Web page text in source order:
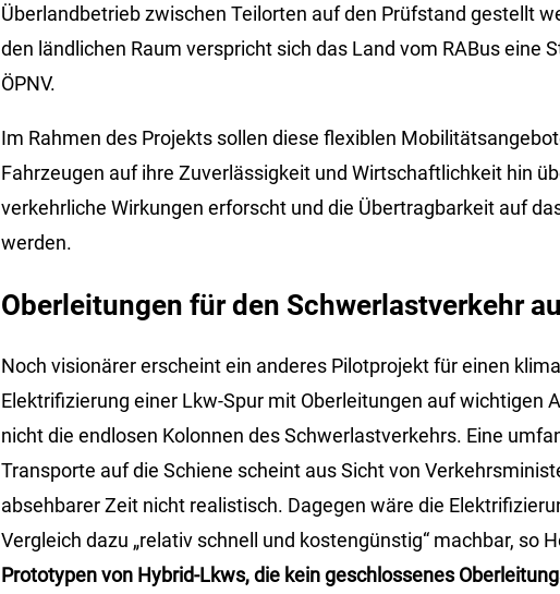
Überlandbetrieb zwischen Teilorten auf den Prüfstand gestellt
den ländlichen Raum verspricht sich das Land vom RABus eine
ÖPNV.
Im Rahmen des Projekts sollen diese flexiblen
Fahrzeugen auf ihre Zuverlässigkeit und Wirtschaftlichkeit hin
verkehrliche Wirkungen erforscht und die Übertragbarkeit auf
werden.
Oberleitungen für den Schwerlastverkehr
Noch visionärer erscheint ein anderes Pilotprojekt für einen
Elektrifizierung einer Lkw-Spur mit Oberleitungen auf wichtigen
nicht die endlosen Kolonnen des Schwerlastverkehrs. Eine
Transporte auf die Schiene scheint aus Sicht von
absehbarer Zeit nicht realistisch. Dagegen wäre die
Vergleich dazu „relativ schnell und kostengünstig“ machbar, so
Prototypen von Hybrid-Lkws, die kein geschlossenes